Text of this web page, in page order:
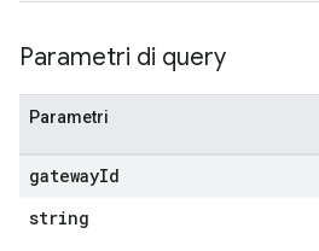
Parametri di query
Parametri
gatewayId
string